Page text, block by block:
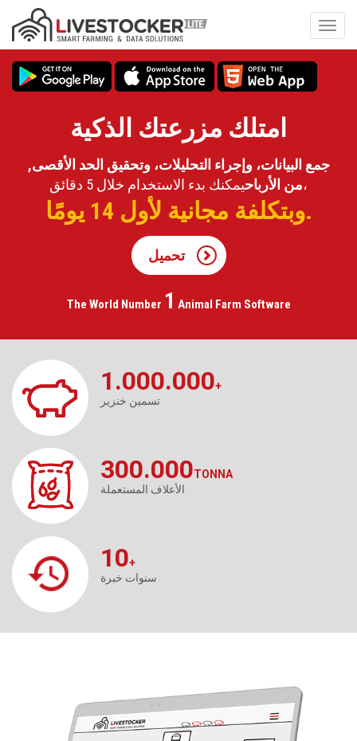
إلى
المحتوى
امتلك مزرعتك الذكية
,جمع البيانات، وإجراء التحليلات، وتحقيق الحد الأقصى
من الأرباحيمكنك بدء الاستخدام خلال 5 دقائق،
وبتكلفة مجانية لأول 14 يومًا.
تحميل
The World Number 1 Animal Farm Software
1.000.000+
تسمين خنزير
300.000TONNA
الأعلاف المستعملة
10+
سنوات خبرة